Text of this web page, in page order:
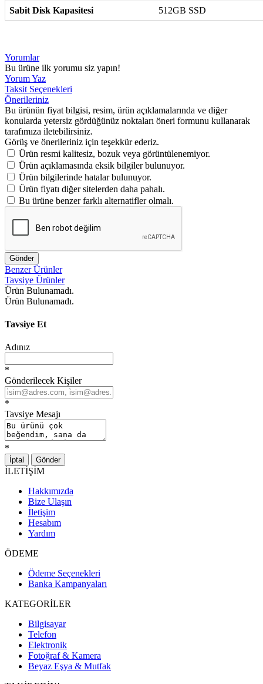
Sabit Disk Kapasitesi
512GB SSD
Yorumlar
Bu ürüne ilk yorumu siz yapın!
Yorum Yaz
Taksit Seçenekleri
Önerileriniz
Bu ürünün fiyat bilgisi, resim, ürün açıklamalarında ve diğer
konularda yetersiz gördüğünüz noktaları öneri formunu kullanarak
tarafımıza iletebilirsiniz.
Görüş ve önerileriniz için teşekkür ederiz.
Ürün resmi kalitesiz, bozuk veya görüntülenemiyor.
Ürün açıklamasında eksik bilgiler bulunuyor.
Ürün bilgilerinde hatalar bulunuyor.
Ürün fiyatı diğer sitelerden daha pahalı.
Bu ürüne benzer farklı alternatifler olmalı.
Gönder
Benzer Ürünler
Tavsiye Ürünler
Ürün Bulunamadı.
Ürün Bulunamadı.
Tavsiye Et
Adınız
*
Gönderilecek Kişiler
*
Tavsiye Mesajı
*
İptal Gönder
İLETİŞİM
Hakkımızda
Bize Ulaşın
İletişim
Hesabım
Yardım
ÖDEME
Ödeme Seçenekleri
Banka Kampanyaları
KATEGORİLER
Bilgisayar
Telefon
Elektronik
Fotoğraf & Kamera
Beyaz Eşya & Mutfak